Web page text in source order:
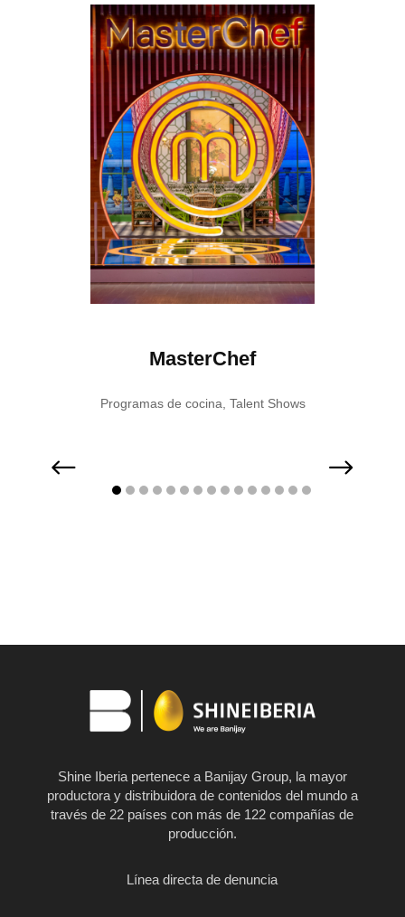
MasterChef
Programas de cocina Talent Shows
Shine Iberia pertenece a Banijay Group, la mayor
productora y distribuidora de contenidos del mundo a
través de 22 países con más de 122 compañías de
producción.
Línea directa de denuncia